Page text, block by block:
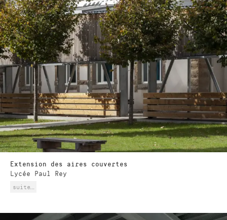
Extension des aires couvertes
Lycée Paul Rey
suite…